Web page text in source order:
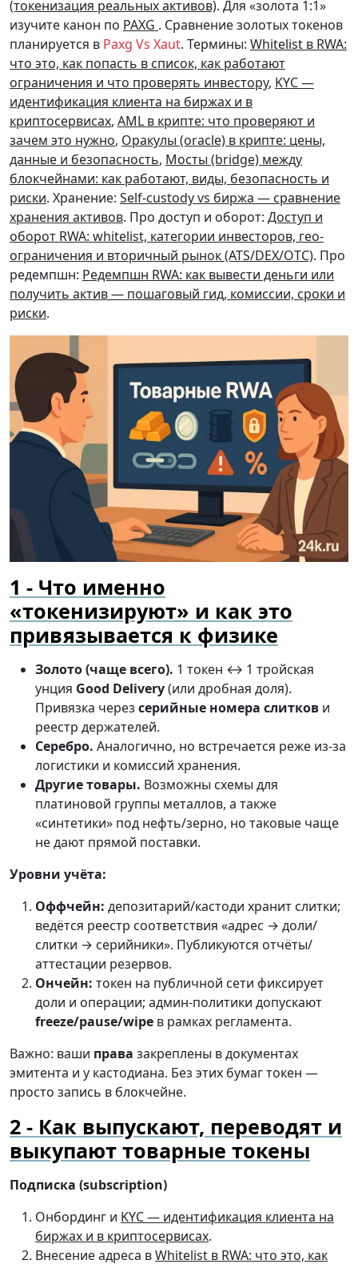
(токенизация реальных активов). Для «золота 1:1»
изучите канон по PAXG . Сравнение золотых токенов
планируется в Paxg Vs Xaut. Термины: Whitelist в RWA:
что это, как попасть в список, как работают
ограничения и что проверять инвестору, KYC —
идентификация клиента на биржах и в
криптосервисах, AML в крипте: что проверяют и
зачем это нужно, Оракулы (oracle) в крипте: цены,
данные и безопасность, Мосты (bridge) между
блокчейнами: как работают, виды, безопасность и
риски. Хранение: Self-custody vs биржа — сравнение
хранения активов. Про доступ и оборот: Доступ и
оборот RWA: whitelist, категории инвесторов, гео-
ограничения и вторичный рынок (ATS/DEX/OTC). Про
редемпшн: Редемпшн RWA: как вывести деньги или
получить актив — пошаговый гид, комиссии, сроки и
риски.
Что именно
«токенизируют» и как это
привязывается к физике
Золото (чаще всего). 1 токен ↔ 1 тройская
унция Good Delivery(или дробная доля).
Привязка через серийные номера слитков и
реестр держателей.
Серебро. Аналогично, но встречается реже из-за
логистики и комиссий хранения.
Другие товары. Возможны схемы для
платиновой группы металлов, а также
«синтетики» под нефть/зерно, но таковые чаще
не дают прямой поставки.
Уровни учёта:
Оффчейн: депозитарий/кастоди хранит слитки;
ведётся реестр соответствия «адрес → доли/
слитки → серийники». Публикуются отчёты/
аттестации резервов.
Ончейн: токен на публичной сети фиксирует
доли и операции; админ-политики допускают
freeze/pause/wipe в рамках регламента.
Важно: ваши права закреплены в документах
эмитента и у кастодиана. Без этих бумаг токен —
просто запись в блокчейне.
Как выпускают, переводят и
выкупают товарные токены
Подписка (subscription)
Онбординг и KYC — идентификация клиента на
биржах и в криптосервисах.
Внесение адреса вWhitelist в RWA: что это, как